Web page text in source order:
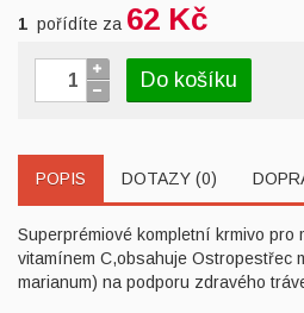
1 pořídíte za 62 Kč
Do košíku
POPIS DOTAZY (0)
Superprémiové kompletní krmivo pro
vitamínem C,obsahuje Ostropestřec
marianum) na podporu zdravého